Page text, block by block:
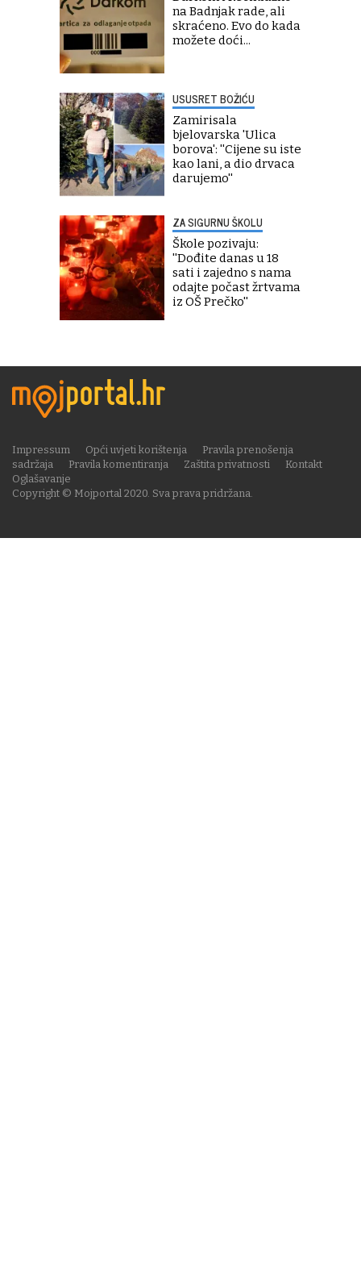
na Badnjak rade, ali
skraćeno. Evo do kada
možete doći...
USUSRET BOŽIĆU
Zamirisala
bjelovarska 'Ulica
borova': ''Cijene su iste
kao lani, a dio drvaca
darujemo''
ZA SIGURNU ŠKOLU
Škole pozivaju:
''Dođite danas u 18
sati i zajedno s nama
odajte počast žrtvama
iz OŠ Prečko''
Copyright © Mojportal 2020. Sva prava pridržana.
Impressum Opći uvjeti korištenja
Pravila prenošenja
sadržaja
Pravila komentiranja Zaštita privatnosti
Kontakt
Oglašavanje